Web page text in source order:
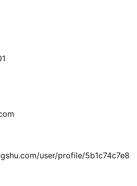
user/profile/5b1c74c7e8